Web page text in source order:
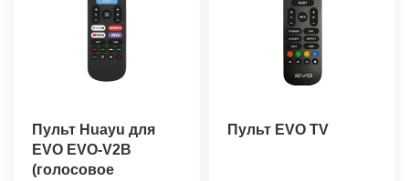
Пульт Huayu для
EVO EVO-V2B
(голосовое
Пульт EVO TV